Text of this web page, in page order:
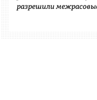
разрешили